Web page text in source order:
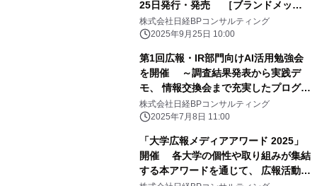
25日発行・発売 ［ブランドメッセ
ージ部門］ メッセージ好感度は、「こ
ころとからだに、おいしいものを。」
［パーパス部門］ パーパス実践度は、
大創産業(ダイソー)が首位。 第2位に
ワークマン、第3位にタカラトミーが
続く
株式会社日経BPコンサルティング
2025年9月25日 10:00
第1回広報・IR部門向けAI活用勉強会
を開催 ～調査結果発表から実践デ
モ、 情報交換会まで充実したプログラ
ムを実施～
株式会社日経BPコンサルティング
2025年7月8日 11:00
「大学広報メディアアワード 2025」
開催 各大学の個性や取り組みが集結
する本アワードを通じて、 広報活動の